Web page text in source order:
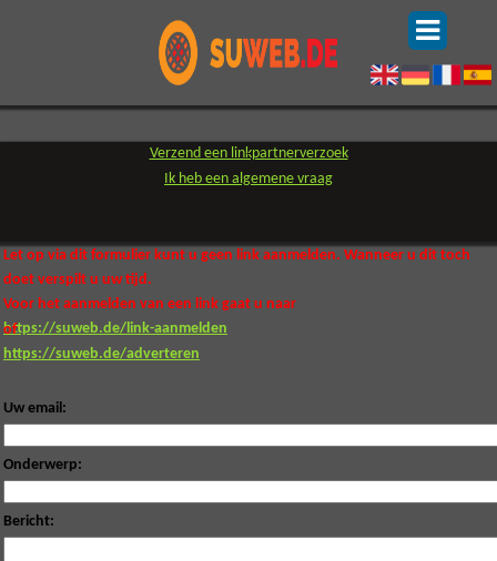
Verzend een linkpartnerverzoek
-
Ik heb een algemene vraag
Let op via dit formulier kunt u geen link aanmelden. Wanneer u dit toch
doet verspilt u uw tijd.
Voor het aanmelden van een link gaat u naar
https://suweb.de/link-aanmelden
of
https://suweb.de/adverteren
Uw email:
Onderwerp:
Bericht: